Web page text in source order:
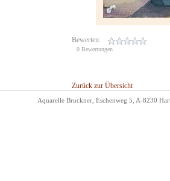
Bewerten:
0 Bewertungen
Zurück zur Übersicht
Aquarelle Bruckner, Eschenweg 5, A-8230